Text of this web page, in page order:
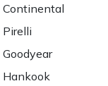
Continental
Pirelli
Goodyear
Hankook